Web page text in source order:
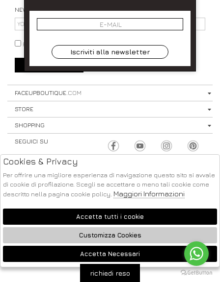
NEWSLETTER
PRIVACY POLICY
SIGN UP ⟩
FACEUPBOUTIQUE.COM
STORE
SHOPPING
SEGUICI SU
2026 FACE UP - P.IVA : 04220371217 POWERED BY
ATELIER
SOCIETÀ
🍪
Iscriviti alla newsletter
richiedi reso
Cookies & Privacy
Per offrire una migliore esperienza di navigazione questo sito si avvale
di cookie di profilazione. Scegli se accettare o meno tali cookie come
descritto nella pagina cookie policy. Maggiori Informazioni
Accetta tutti i cookie
Customizza Cookies
Accetta Necessari